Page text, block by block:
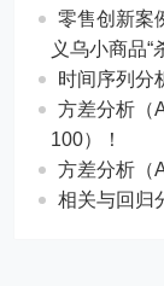
零售创新案
义乌小商品“
时间序列分
方差分析（
100）！
方差分析（
相关与回归